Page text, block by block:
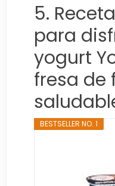
5.
para
yogurt
fresa de
BESTSELLER NO. 1